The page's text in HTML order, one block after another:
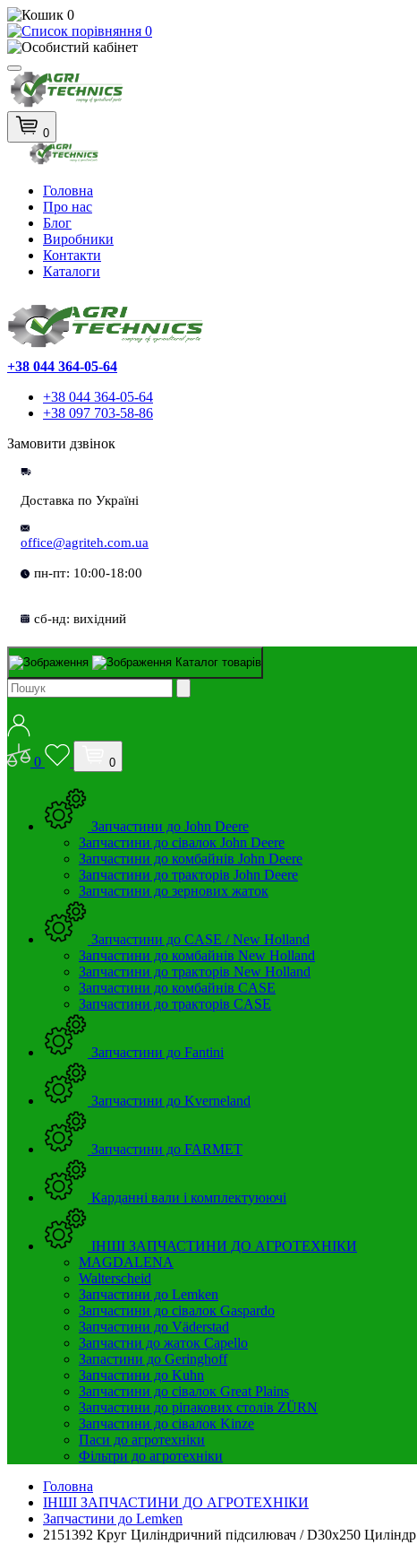
0
0
0
Головна
Про нас
Блог
Виробники
Контакти
Каталоги
+38 044 364-05-64
+38 044 364-05-64
+38 097 703-58-86
Замовити дзвінок
Доставка по Україні
office@agriteh.com.ua
пн-пт: 10:00-18:00
сб-нд: вихідний
Каталог товарів
0 0
Запчастини до John Deere
Запчастини до сівалок John Deere
Запчастини до комбайнів John Deere
Запчастини до тракторів John Deere
Запчастини до зернових жаток
Запчастини до CASE / New Holland
Запчастини до комбайнів New Holland
Запчастини до тракторів New Holland
Запчастини до комбайнів CASE
Запчастини до тракторів CASE
Запчастини до Fantini
Запчастини до Kverneland
Запчастини до FARMET
Карданні вали і комплектуюючі
ІНШІ ЗАПЧАСТИНИ ДО АГРОТЕХНІКИ
MAGDALENA
Walterscheid
Запчастини до Lemken
Запчастини до сівалок Gaspardo
Запчастини до Väderstad
Запчастни до жаток Capello
Запастини до Geringhoff
Запчастини до Kuhn
Запчастини до сівалок Great Plains
Запчастини до ріпакових столів ZÜRN
Запчастини до сівалок Kinze
Паси до агротехніки
Фільтри до агротехніки
Головна
ІНШІ ЗАПЧАСТИНИ ДО АГРОТЕХНІКИ
Запчастини до Lemken
2151392 Круг Циліндричний підсилювач / D30x250 Циліндр